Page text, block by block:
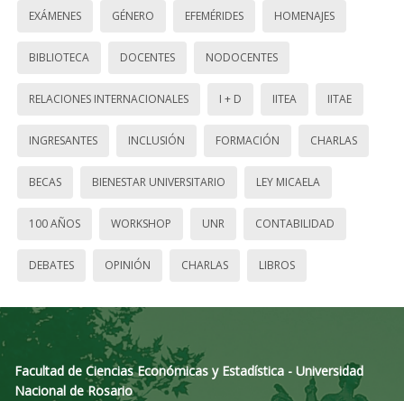
EXÁMENES GÉNERO EFEMÉRIDES HOMENAJES
BIBLIOTECA DOCENTES NODOCENTES
RELACIONES INTERNACIONALES I + D IITEA IITAE
INGRESANTES INCLUSIÓN FORMACIÓN CHARLAS
BECAS BIENESTAR UNIVERSITARIO LEY MICAELA
100 AÑOS WORKSHOP UNR CONTABILIDAD
DEBATES OPINIÓN CHARLAS LIBROS
Facultad de Ciencias Económicas y Estadística - Universidad
Nacional de Rosario